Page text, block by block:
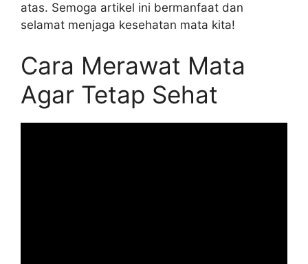
atas. Semoga artikel ini bermanfaat dan
selamat menjaga kesehatan mata kita!
Cara Merawat Mata
Agar Tetap Sehat